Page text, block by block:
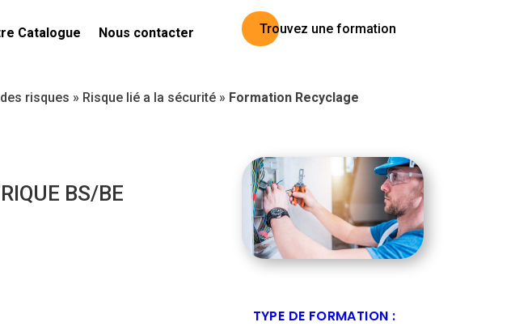
Catalogue Nous contacter Trouvez une formation
risques » Risque lié a la sécurité » Formation Recyclage
BS/BE
TYPE DE FORMATION :